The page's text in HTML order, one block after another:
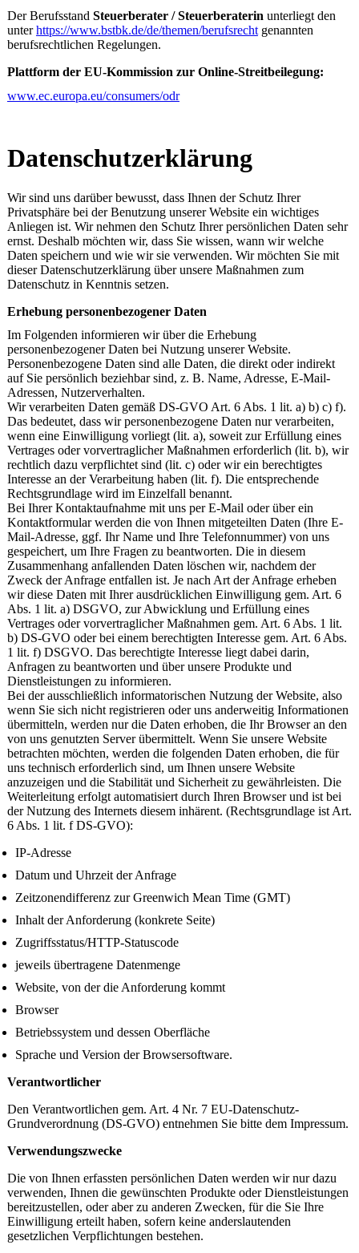
Der Berufsstand Steuerberater / Steuerberaterin unterliegt den
unterhttps://www.bstbk.de/de/themen/berufsrechtgenannten
berufsrechtlichen Regelungen.
Plattform der EU-Kommission zur Online-Streitbeilegung:
www.ec.europa.eu/consumers/odr
Datenschutz­erklärung
Wir sind uns darüber bewusst, dass Ihnen der Schutz Ihrer
Privatsphäre bei der Benutzung unserer Website ein wichtiges
Anliegen ist. Wir nehmen den Schutz Ihrer persönlichen Daten sehr
ernst. Deshalb möchten wir, dass Sie wissen, wann wir welche
Daten speichern und wie wir sie verwenden. Wir möchten Sie mit
dieser Datenschutzerklärung über unsere Maßnahmen zum
Datenschutz in Kenntnis setzen.
Erhebung personenbezogener Daten
Im Folgenden informieren wir über die Erhebung
personenbezogener Daten bei Nutzung unserer Website.
Personenbezogene Daten sind alle Daten, die direkt oder indirekt
auf Sie persönlich beziehbar sind, z. B. Name, Adresse, E-Mail-
Adressen, Nutzerverhalten.
Wir verarbeiten Daten gemäß DS-GVO Art. 6 Abs. 1 lit. a) b) c) f).
Das bedeutet, dass wir personenbezogene Daten nur verarbeiten,
wenn eine Einwilligung vorliegt (lit. a), soweit zur Erfüllung eines
Vertrages oder vorvertraglicher Maßnahmen erforderlich (lit. b), wir
rechtlich dazu verpflichtet sind (lit. c) oder wir ein berechtigtes
Interesse an der Verarbeitung haben (lit. f). Die entsprechende
Rechtsgrundlage wird im Einzelfall benannt.
Bei Ihrer Kontaktaufnahme mit uns per E-Mail oder über ein
Kontaktformular werden die von Ihnen mitgeteilten Daten (Ihre E-
Mail-Adresse, ggf. Ihr Name und Ihre Telefonnummer) von uns
gespeichert, um Ihre Fragen zu beantworten. Die in diesem
Zusammenhang anfallenden Daten löschen wir, nachdem der
Zweck der Anfrage entfallen ist. Je nach Art der Anfrage erheben
wir diese Daten mit Ihrer ausdrücklichen Einwilligung gem. Art. 6
Abs. 1 lit. a) DSGVO, zur Abwicklung und Erfüllung eines
Vertrages oder vorvertraglicher Maßnahmen gem. Art. 6 Abs. 1 lit.
b) DS-GVO oder bei einem berechtigten Interesse gem. Art. 6 Abs.
1 lit. f) DSGVO. Das berechtigte Interesse liegt dabei darin,
Anfragen zu beantworten und über unsere Produkte und
Dienstleistungen zu informieren.
Bei der ausschließlich informatorischen Nutzung der Website, also
wenn Sie sich nicht registrieren oder uns anderweitig Informationen
übermitteln, werden nur die Daten erhoben, die Ihr Browser an den
von uns genutzten Server übermittelt. Wenn Sie unsere Website
betrachten möchten, werden die folgenden Daten erhoben, die für
uns technisch erforderlich sind, um Ihnen unsere Website
anzuzeigen und die Stabilität und Sicherheit zu gewährleisten. Die
Weiterleitung erfolgt automatisiert durch Ihren Browser und ist bei
der Nutzung des Internets diesem inhärent. (Rechtsgrundlage ist Art.
6 Abs. 1 lit. f DS-GVO):
IP-Adresse
Datum und Uhrzeit der Anfrage
Zeitzonendifferenz zur Greenwich Mean Time (GMT)
Inhalt der Anforderung (konkrete Seite)
Zugriffsstatus/HTTP-Statuscode
jeweils übertragene Datenmenge
Website, von der die Anforderung kommt
Browser
Betriebssystem und dessen Oberfläche
Sprache und Version der Browsersoftware.
Verantwortlicher
Den Verantwortlichen gem. Art. 4 Nr. 7 EU-Datenschutz-
Grundverordnung (DS-GVO) entnehmen Sie bitte dem Impressum.
Verwendungszwecke
Die von Ihnen erfassten persönlichen Daten werden wir nur dazu
verwenden, Ihnen die gewünschten Produkte oder Dienstleistungen
bereitzustellen, oder aber zu anderen Zwecken, für die Sie Ihre
Einwilligung erteilt haben, sofern keine anderslautenden
gesetzlichen Verpflichtungen bestehen.